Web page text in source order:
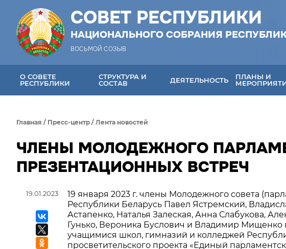
СОВЕТ РЕСПУБЛИКИ
НАЦИОНАЛЬНОГО СОБРАНИЯ
ВОСЬМОЙ СОЗЫВ
О СОВЕТЕ
РЕСПУБЛИКИ
СТРУКТУРА И
СОСТАВ
ДЕЯТЕЛЬНОСТЬ
ПЛАНЫ И
Главная / Пресс-центр / Лента новостей
ЧЛЕНЫ МОЛОДЕЖНОГО
ПРЕЗЕНТАЦИОННЫХ ВСТРЕЧ
19.01.2023
19 января 2023 г. члены Молодежного совета
Республики Беларусь Павел Ястремский,
Астапенко, Наталья Залеская, Анна Слабукова,
Гунько, Вероника Буслович и Владимир
учащимися школ, гимназий и колледжей
просветительского проекта «Единый